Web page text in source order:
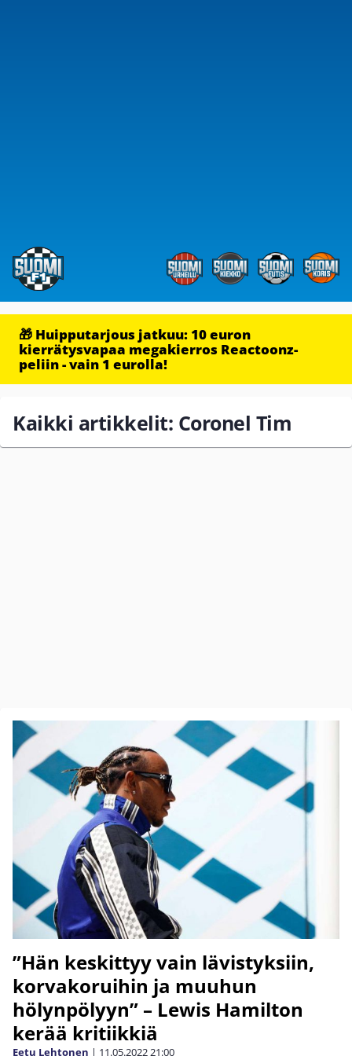
🎁 Huipputarjous jatkuu: 10 euron
kierrätysvapaa megakierros Reactoonz-
peliin - vain 1 eurolla!
Kaikki artikkelit: Coronel Tim
”Hän keskittyy vain lävistyksiin,
korvakoruihin ja muuhun
hölynpölyyn” – Lewis Hamilton
kerää kritiikkiä
Eetu Lehtonen | 11.05.202221:00